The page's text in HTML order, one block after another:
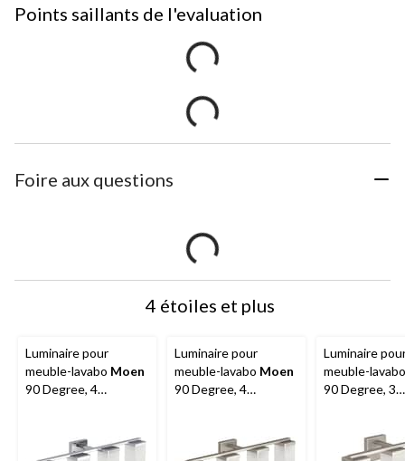
Points saillants de l'evaluation
Foire aux questions
4 étoiles et plus
Luminaire pour
meuble-lavabo Moen
90 Degree, 4
Luminaire pour
meuble-lavabo Moen
90 Degree, 4
Luminaire
meuble-
90 Degree, 3